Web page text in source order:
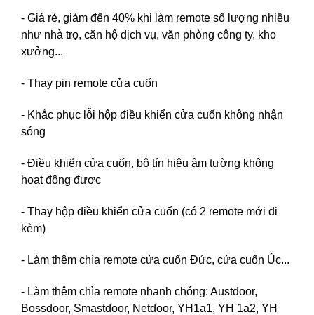
- Giá rẻ, giảm đến 40% khi làm remote số lượng nhiều
như nhà trọ, căn hộ dịch vụ, văn phòng công ty, kho
xưởng...
- Thay pin remote cửa cuốn
- Khắc phục lỗi hộp điều khiển cửa cuốn không nhận
sóng
- Điều khiển cửa cuốn, bộ tín hiệu âm tường không
hoạt động được
- Thay hộp điều khiển cửa cuốn (có 2 remote mới đi
kèm)
- Làm thêm chìa remote cửa cuốn Đức, cửa cuốn Úc...
- Làm thêm chìa remote nhanh chóng: Austdoor,
Bossdoor, Smastdoor, Netdoor, YH1a1, YH 1a2, YH